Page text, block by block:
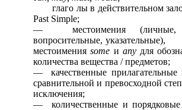
глаго лы в действительном
Past Simple;
— местоимения (личные,
вопросительные,
местоименияsome и any для
количества вещества / предметов;
— качественные прилагательные
сравнительной и превосходной
исключения;
— количественные и